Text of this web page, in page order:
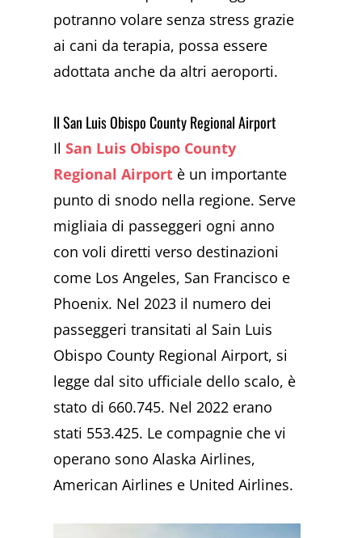
potranno volare senza stress grazie
ai cani da terapia, possa essere
adottata anche da altri aeroporti.
Il San Luis Obispo County Regional Airport
IlSan Luis Obispo County
Regional Airport è un importante
punto di snodo nella regione. Serve
migliaia di passeggeri ogni anno
con voli diretti verso destinazioni
come Los Angeles, San Francisco e
Phoenix. Nel 2023 il numero dei
passeggeri transitati al Sain Luis
Obispo County Regional Airport, si
legge dal sito ufficiale dello scalo, è
stato di 660.745. Nel 2022 erano
stati 553.425. Le compagnie che vi
operano sono Alaska Airlines,
American Airlines e United Airlines.